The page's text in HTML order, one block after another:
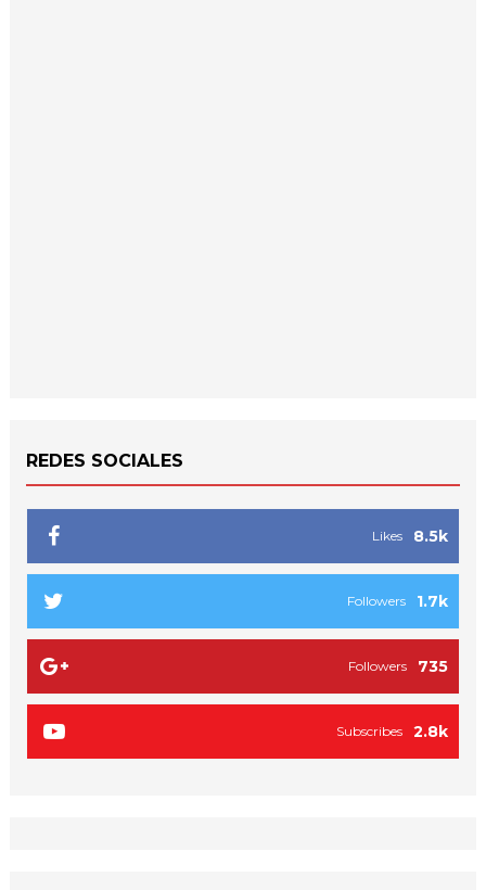
REDES SOCIALES
8.5k
Likes
1.7k
Followers
735
Followers
2.8k
Subscribes